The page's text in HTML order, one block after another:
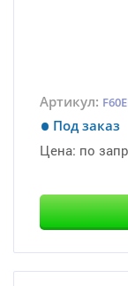
Артикул:
Под заказ
Цена: по